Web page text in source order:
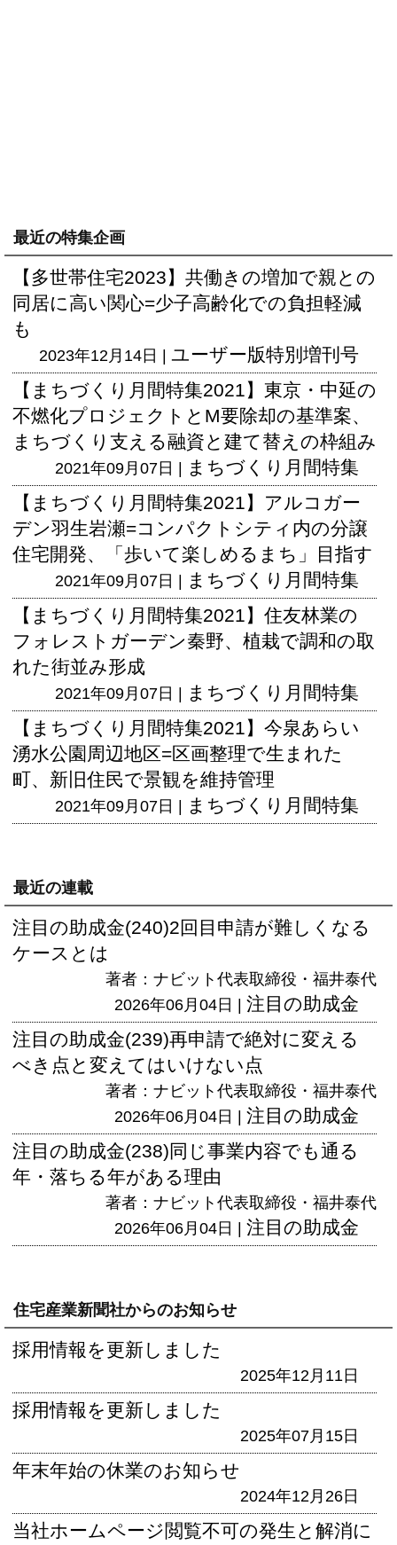
最近の特集企画
【多世帯住宅2023】共働きの増加で親との
同居に高い関心=少子高齢化での負担軽減
も
2023年12月14日 | ユーザー版特別増刊号
【まちづくり月間特集2021】東京・中延の
不燃化プロジェクトとM要除却の基準案、
まちづくり支える融資と建て替えの枠組み
2021年09月07日 |
まちづくり月間特集
【まちづくり月間特集2021】アルコガー
デン羽生岩瀬=コンパクトシティ内の分譲
住宅開発、「歩いて楽しめるまち」目指す
2021年09月07日 |
まちづくり月間特集
【まちづくり月間特集2021】住友林業の
フォレストガーデン秦野、植栽で調和の取
れた街並み形成
2021年09月07日 |
まちづくり月間特集
【まちづくり月間特集2021】今泉あらい
湧水公園周辺地区=区画整理で生まれた
町、新旧住民で景観を維持管理
2021年09月07日 | まちづくり月間特集
最近の連載
注目の助成金(240)2回目申請が難しくなる
ケースとは
著者：ナビット代表取締役・福井泰代
2026年06月04日 | 注目の助成金
注目の助成金(239)再申請で絶対に変える
べき点と変えてはいけない点
著者：ナビット代表取締役・福井泰代
2026年06月04日 | 注目の助成金
注目の助成金(238)同じ事業内容でも通る
年・落ちる年がある理由
著者：ナビット代表取締役・福井泰代
2026年06月04日 | 注目の助成金
住宅産業新聞社からのお知らせ
採用情報を更新しました
2025年12月11日
採用情報を更新しました
2025年07月15日
年末年始の休業のお知らせ
2024年12月26日
当社ホームページ閲覧不可の発生と解消に